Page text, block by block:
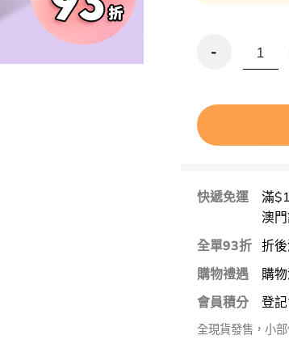
Bio Heal
快遞免運
滿
澳
全單93折 折
購物禮遇
購
會員積分
登
全現貨發售，小